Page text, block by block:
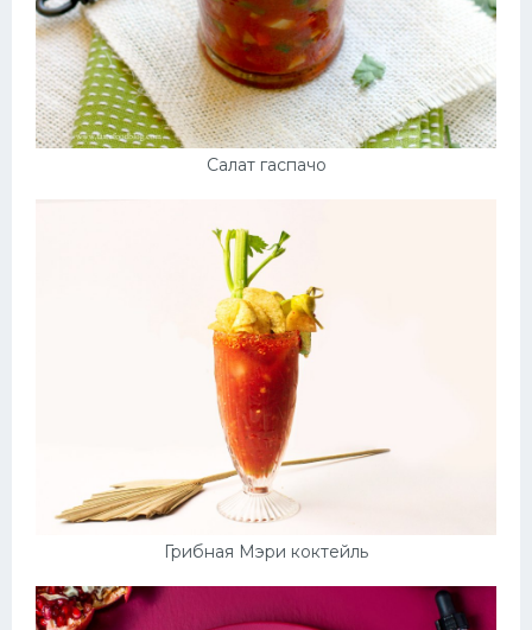
Салат гаспачо
Грибная Мэри коктейль